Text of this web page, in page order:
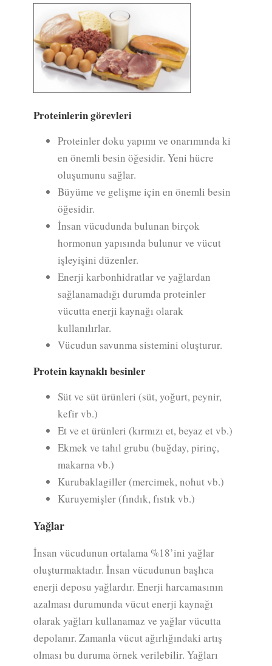
Proteinlerin görevleri
Proteinler doku yapımı ve onarımında ki
en önemli besin öğesidir. Yeni hücre
oluşumunu sağlar.
Büyüme ve gelişme için en önemli besin
öğesidir.
İnsan vücudunda bulunan birçok
hormonun yapısında bulunur ve vücut
işleyişini düzenler.
Enerji karbonhidratlar ve yağlardan
sağlanamadığı durumda proteinler
vücutta enerji kaynağı olarak
kullanılırlar.
Vücudun savunma sistemini oluşturur.
Protein kaynaklı besinler
Süt ve süt ürünleri (süt, yoğurt, peynir,
kefir vb.)
Et ve et ürünleri (kırmızı et, beyaz et vb.)
Ekmek ve tahıl grubu (buğday, pirinç,
makarna vb.)
Kurubaklagiller (mercimek, nohut vb.)
Kuruyemişler (fındık, fıstık vb.)
Yağlar
İnsan vücudunun ortalama %18’ini yağlar
oluşturmaktadır. İnsan vücudunun başlıca
enerji deposu yağlardır. Enerji harcamasının
azalması durumunda vücut enerji kaynağı
olarak yağları kullanamaz ve yağlar vücutta
depolanır. Zamanla vücut ağırlığındaki artış
olması bu duruma örnek verilebilir. Yağları